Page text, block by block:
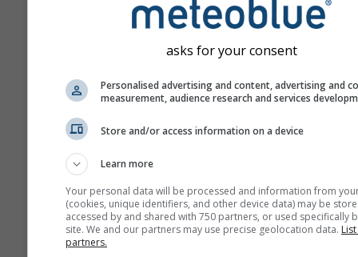
asks for your consent
Personalised advertising and content, advertising and
measurement, audience research and services
Store and/or access information on a device
Learn more
Your personal data will be processed and information from
(cookies, unique identifiers, and other device data) may be
accessed by and shared with 750 partners, or used specifically
site. We and our partners may use precise geolocation data.
partners.